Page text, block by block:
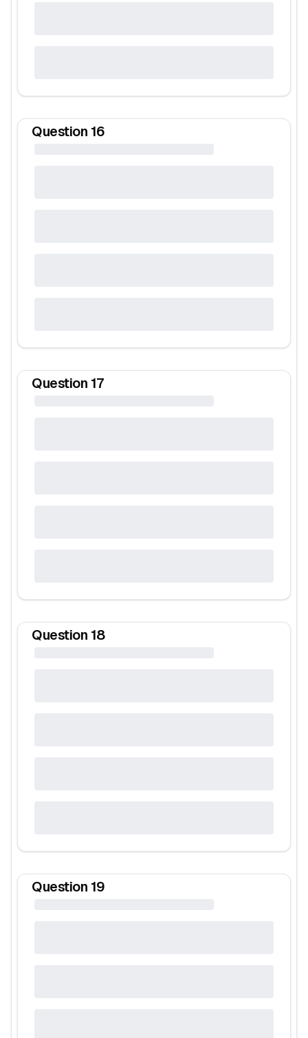
Question 16
Question 17
Question 18
Question 19